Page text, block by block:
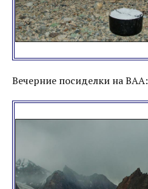
Вечерние посиделки на ВАА: